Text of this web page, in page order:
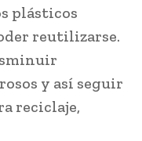
plásticos
reutilizarse.
y así seguir
reciclaje,